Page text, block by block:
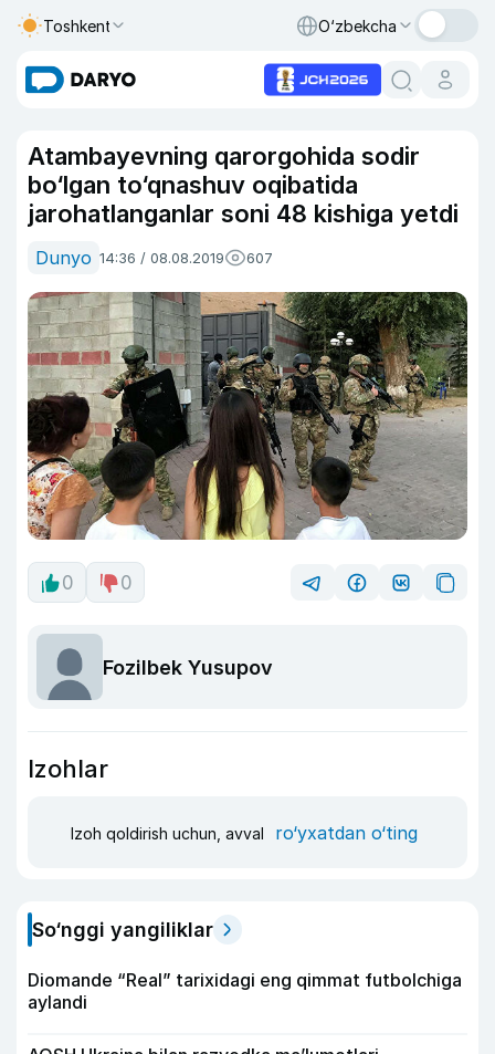
Toshkent O‘zbekcha
Atambayevning qarorgohida sodir
bo‘lgan to‘qnashuv oqibatida
jarohatlanganlar soni 48 kishiga yetdi
Dunyo 14:36 / 08.08.2019 607
0 0
Fozilbek Yusupov
Izohlar
Izoh qoldirish uchun, avval ro‘yxatdan o‘ting
So‘nggi yangiliklar
Diomande “Real” tarixidagi eng qimmat futbolchiga
aylandi